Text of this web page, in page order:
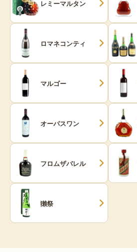
レミーマルタン
ロマネコンティ
マルゴー
オーパスワン
フロムザバレル
獺祭